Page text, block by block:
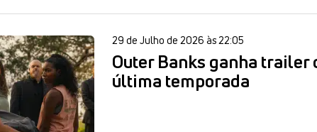
29 de Julho de 2026 às 22:05
Outer Banks ganha trailer
última temporada